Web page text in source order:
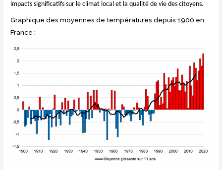
impacts significatifs sur le climat local et la qualité de vie des citoyens.
Graphique des moyennes de températures depuis 1900 en
France :